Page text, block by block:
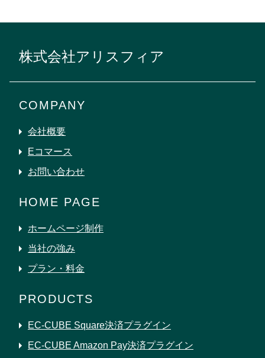
株式会社アリスフィア
COMPANY
会社概要
Eコマース
お問い合わせ
HOME PAGE
ホームページ制作
当社の強み
プラン・料金
PRODUCTS
EC-CUBE Square決済プラグイン
EC-CUBE Amazon Pay決済プラグイン